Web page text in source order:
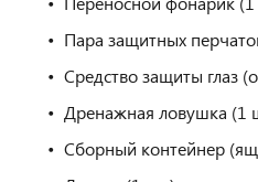
Пара защитных
Средство защиты глаз
Дренажная ловушка (1
Сборный контейнер